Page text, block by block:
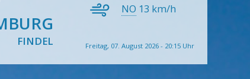
FINDEL
NO 13 km/h
Freitag, 07. August 2026 - 20:15 Uhr